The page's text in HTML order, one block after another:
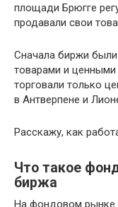
площади Брюгге
продавали свои
Сначала биржи были
товарами и
торговали только
в Антверпене и
Расскажу, как
Что такое
биржа
На фондовом рынке